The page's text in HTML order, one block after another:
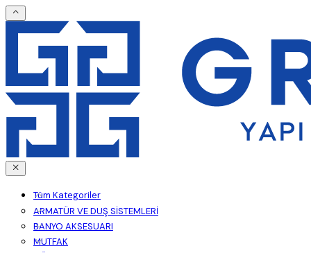
Tüm Kategoriler
ARMATÜR VE DUŞ SİSTEMLERİ
BANYO AKSESUARI
MUTFAK